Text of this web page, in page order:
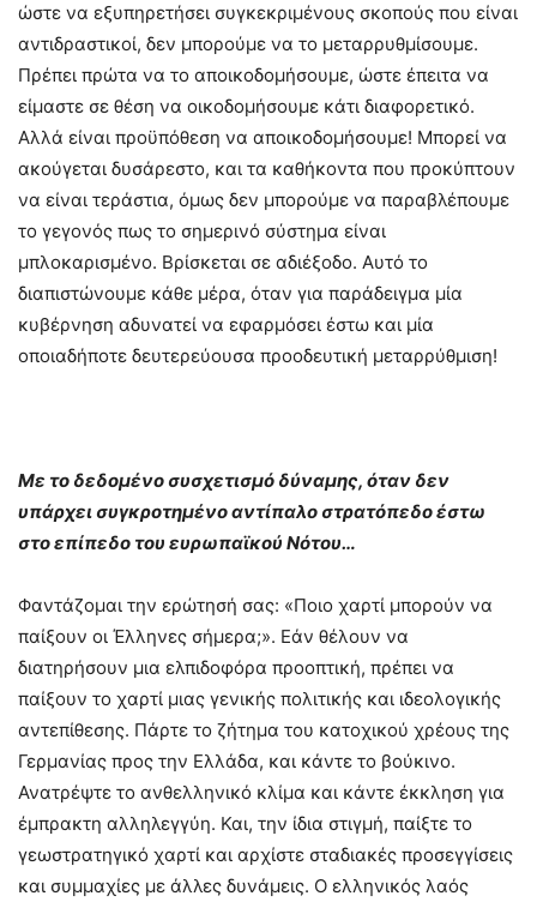
ώστε να εξυπηρετήσει συγκεκριμένους σκοπούς που είναι
αντιδραστικοί, δεν μπορούμε να το μεταρρυθμίσουμε.
Πρέπει πρώτα να το αποικοδομήσουμε, ώστε έπειτα να
είμαστε σε θέση να οικοδομήσουμε κάτι διαφορετικό.
Αλλά είναι προϋπόθεση να αποικοδομήσουμε! Μπορεί να
ακούγεται δυσάρεστο, και τα καθήκοντα που προκύπτουν
να είναι τεράστια, όμως δεν μπορούμε να παραβλέπουμε
το γεγονός πως το σημερινό σύστημα είναι
μπλοκαρισμένο. Βρίσκεται σε αδιέξοδο. Αυτό το
διαπιστώνουμε κάθε μέρα, όταν για παράδειγμα μία
κυβέρνηση αδυνατεί να εφαρμόσει έστω και μία
οποιαδήποτε δευτερεύουσα προοδευτική μεταρρύθμιση!
Με το δεδομένο συσχετισμό δύναμης, όταν δεν
υπάρχει συγκροτημένο αντίπαλο στρατόπεδο έστω
στο επίπεδο του ευρωπαϊκού Νότου…
Φαντάζομαι την ερώτησή σας: «Ποιο χαρτί μπορούν να
παίξουν οι Έλληνες σήμερα;». Εάν θέλουν να
διατηρήσουν μια ελπιδοφόρα προοπτική, πρέπει να
παίξουν το χαρτί μιας γενικής πολιτικής και ιδεολογικής
αντεπίθεσης. Πάρτε το ζήτημα του κατοχικού χρέους της
Γερμανίας προς την Ελλάδα, και κάντε το βούκινο.
Ανατρέψτε το ανθελληνικό κλίμα και κάντε έκκληση για
έμπρακτη αλληλεγγύη. Και, την ίδια στιγμή, παίξτε το
γεωστρατηγικό χαρτί και αρχίστε σταδιακές προσεγγίσεις
και συμμαχίες με άλλες δυνάμεις. Ο ελληνικός λαός